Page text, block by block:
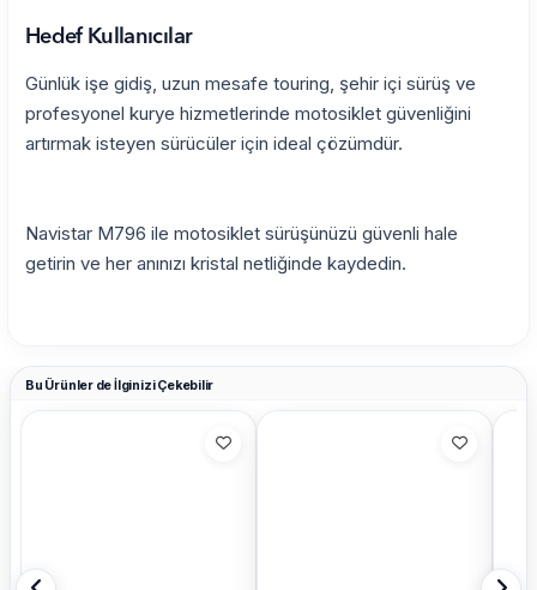
Hedef Kullanıcılar
Günlük işe gidiş, uzun mesafe touring, şehir içi sürüş ve
profesyonel kurye hizmetlerinde motosiklet güvenliğini
artırmak isteyen sürücüler için ideal çözümdür.
Navistar M796 ile motosiklet sürüşünüzü güvenli hale
getirin ve her anınızı kristal netliğinde kaydedin.
Bu Ürünler de İlginizi Çekebilir